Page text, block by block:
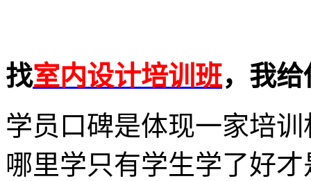
找室内设计培训班，我
学员口碑是体现一家培
哪里学只有学生学了好